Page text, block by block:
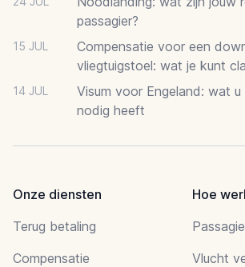
passagier?
15 JUL
Compensatie voor een
vliegtuigstoel: wat je kunt
14 JUL
Visum voor Engeland: wat
nodig heeft
Onze diensten
Terug betaling
Compensatie
Hoe
Vlucht